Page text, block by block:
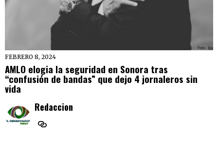
FEBRERO 8, 2024
AMLO elogia la seguridad en Sonora tras
“confusión de bandas” que dejo 4 jornaleros sin
vida
Redaccion